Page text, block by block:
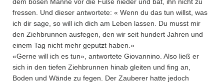
fressen. Und dieser antwortete: « Wenn du das tun willst, was
ich dir sage, so will ich dich am Leben lassen. Du musst mir
den Ziehbrunnen ausfegen, den wir seit hundert Jahren und
einem Tag nicht mehr geputzt haben.»
«Gerne will ich es tun», antwortete Giovannino. Also ließ er
sich in den tiefen Ziehbrunnen hinab gleiten und fing an,
Boden und Wände zu fegen. Der Zauberer hatte jedoch